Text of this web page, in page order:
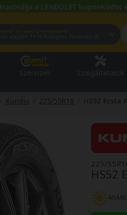
Használja a LENDÜLET kuponkódot
Kumho 225/55R16
HS52
225/